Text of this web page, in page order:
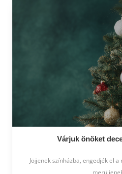
Várjuk önöket
Jöjjenek színházba, engedjék el